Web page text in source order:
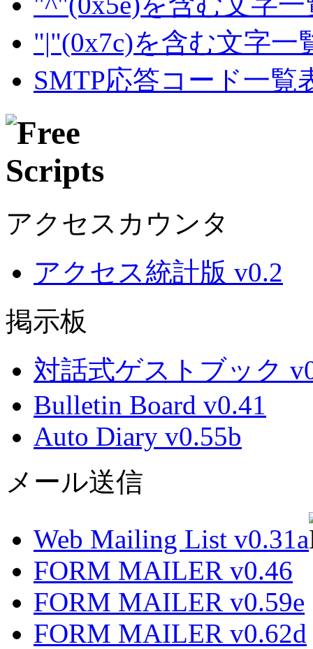
"|"(0x7c)を含む文字一
SMTP応答コード一覧
アクセスカウンタ
アクセス統計版 v0.2
掲示板
対話式ゲストブック
Bulletin Board v0.41
Auto Diary v0.55b
メール送信
Web Mailing List v0.31a
FORM MAILER v0.46
FORM MAILER v0.59e
FORM MAILER v0.62d